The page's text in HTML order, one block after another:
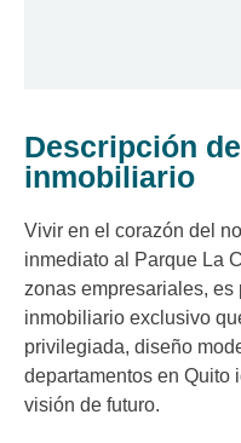
Descripción
inmobiliario
Vivir en el corazón del
inmediato al Parque La
zonas empresariales,
inmobiliario exclusivo
privilegiada, diseño
departamentos en Quito
visión de futuro.